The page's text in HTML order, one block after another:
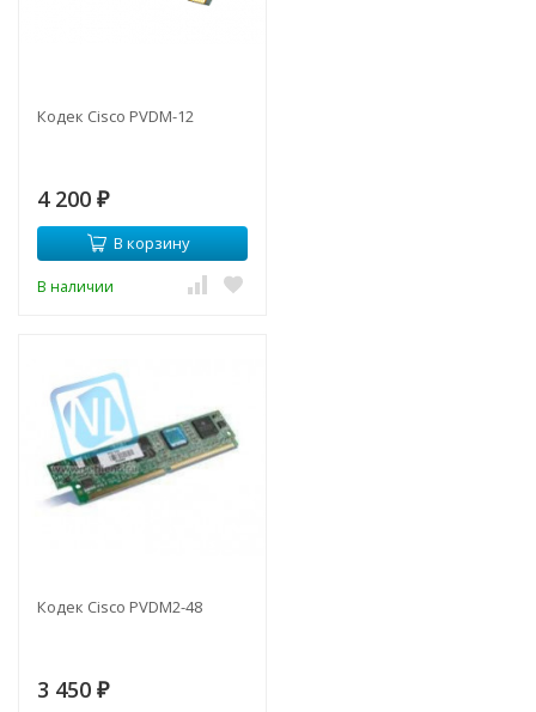
Кодек Cisco PVDM-12
4 200 ₽
В корзину
В наличии
Кодек Cisco PVDM2-48
3 450 ₽